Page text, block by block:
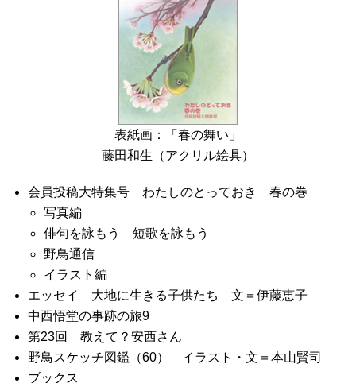
表紙画：「春の舞い」
藤田和生（アクリル絵具）
会員投稿大特集号 わたしのとっておき 春の巻
写真編
俳句を詠もう 短歌を詠もう
野鳥通信
イラスト編
エッセイ 大地に生きる子供たち 文＝伊藤恵子
中西悟堂の事跡の旅9
第23回 教えて？安西さん
野鳥スケッチ図鑑（60） イラスト・文＝本山賢司
ブックス